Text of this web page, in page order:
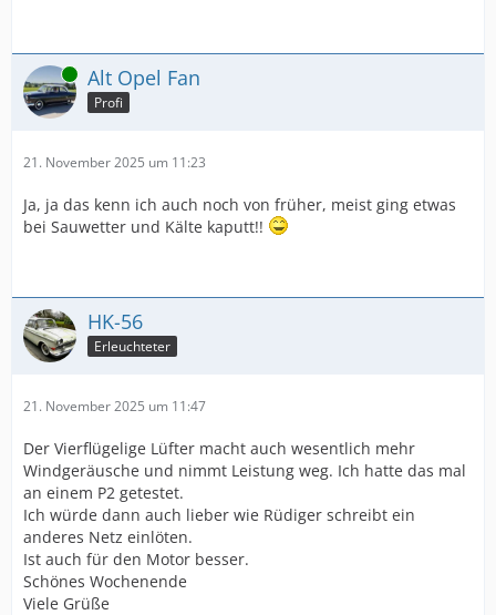
Rüdiger
Online Alt Opel Fan
Profi
21. November 2025 um 11:23
Ja, ja das kenn ich auch noch von früher, meist ging etwas
bei Sauwetter und Kälte kaputt!!
HK-56
Erleuchteter
21. November 2025 um 11:47
Der Vierflügelige Lüfter macht auch wesentlich mehr
Windgeräusche und nimmt Leistung weg. Ich hatte das mal
an einem P2 getestet.
Ich würde dann auch lieber wie Rüdiger schreibt ein
anderes Netz einlöten.
Ist auch für den Motor besser.
Schönes Wochenende
Viele Grüße